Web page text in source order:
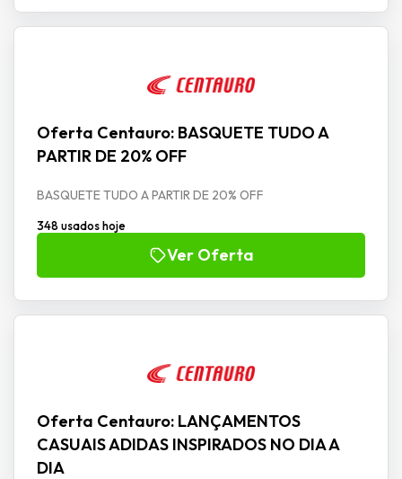
Oferta Centauro: BASQUETE TUDO A
PARTIR DE 20% OFF
BASQUETE TUDO A PARTIR DE 20% OFF
348 usados hoje
Ver Oferta
Oferta Centauro: LANÇAMENTOS
CASUAIS ADIDAS INSPIRADOS NO DIA A
DIA